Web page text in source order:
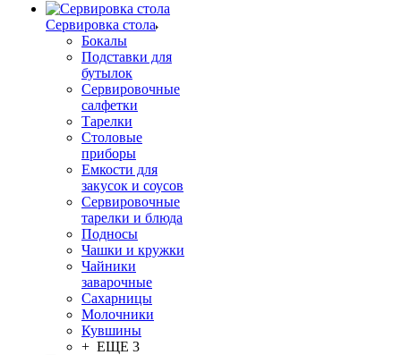
Сервировка стола
Бокалы
Подставки для
бутылок
Сервировочные
салфетки
Тарелки
Столовые
приборы
Емкости для
закусок и соусов
Сервировочные
тарелки и блюда
Подносы
Чашки и кружки
Чайники
заварочные
Сахарницы
Молочники
Кувшины
+ ЕЩЕ 3